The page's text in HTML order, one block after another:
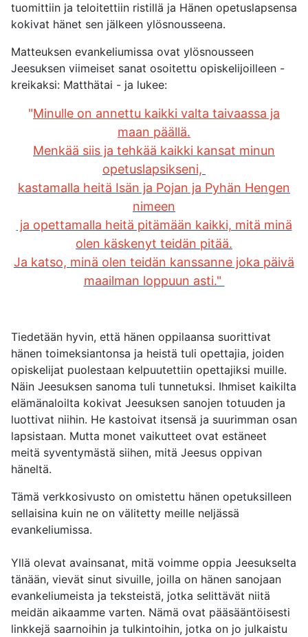
tuomittiin ja teloitettiin ristillä ja Hänen opetuslapsensa
kokivat hänet sen jälkeen ylösnousseena.
Matteuksen evankeliumissa ovat ylösnousseen
Jeesuksen viimeiset sanat osoitettu opiskelijoilleen -
kreikaksi: Matthätai - ja lukee:
"Minulle on annettu kaikki valta taivaassa ja
maan päällä.
Menkää siis ja tehkää kaikki kansat minun
opetuslapsikseni,
kastamalla heitä Isän ja Pojan ja Pyhän Hengen
nimeen
ja opettamalla heitä pitämään kaikki, mitä minä
olen käskenyt teidän pitää.
Ja katso, minä olen teidän kanssanne joka päivä
maailman loppuun asti."
Tiedetään hyvin, että hänen oppilaansa suorittivat
hänen toimeksiantonsa ja heistä tuli opettajia, joiden
opiskelijat puolestaan ​​kelpuutettiin opettajiksi muille.
Näin Jeesuksen sanoma tuli tunnetuksi. Ihmiset kaikilta
elämänaloilta kokivat Jeesuksen sanojen totuuden ja
luottivat niihin. He kastoivat itsensä ja suurimman osan
lapsistaan. Mutta monet vaikutteet ovat estäneet
meitä syventymästä siihen, mitä Jeesus oppivan
häneltä.
Tämä verkkosivusto on omistettu hänen opetuksilleen
sellaisina kuin ne on välitetty meille neljässä
evankeliumissa.
Yllä olevat avainsanat, mitä voimme oppia Jeesukselta
tänään, vievät sinut sivuille, joilla on hänen sanojaan
evankeliumeista ja teksteistä, jotka selittävät niitä
meidän aikaamme varten. Nämä ovat pääsääntöisesti
linkkejä saarnoihin ja tulkintoihin, jotka on jo julkaistu